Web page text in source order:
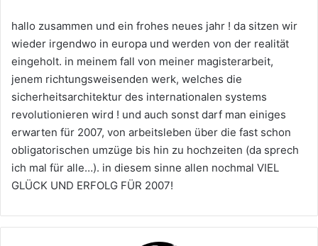
E-
Mail
hallo zusammen und ein frohes neues jahr ! da sitzen wir
wieder irgendwo in europa und werden von der realität
eingeholt. in meinem fall von meiner magisterarbeit,
jenem richtungsweisenden werk, welches die
sicherheitsarchitektur des internationalen systems
revolutionieren wird ! und auch sonst darf man einiges
erwarten für 2007, von arbeitsleben über die fast schon
obligatorischen umzüge bis hin zu hochzeiten (da sprech
ich mal für alle…). in diesem sinne allen nochmal VIEL
GLÜCK UND ERFOLG FÜR 2007!